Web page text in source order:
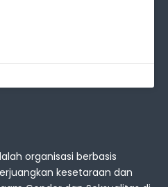
organisasi berbasis
kesetaraan dan